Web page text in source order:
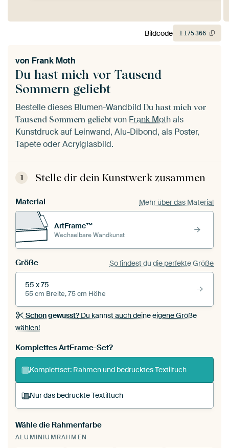
Du hast mich vor Tausend
Sommern geliebt
von Frank Moth
Bestelle dieses Blumen-Wandbild Du hast mich vor
Tausend Sommern geliebt vonFrank Mothals
Kunstdruck auf Leinwand, Alu-Dibond, als Poster,
Tapete oder Acrylglasbild.
1 Stelle dir dein Kunstwerk zusammen
Material Mehr über das Material
ArtFrame™
Wechselbare Wandkunst
Größe So findest du die perfekte Größe
55 x 75
55 cm Breite, 75 cm Höhe
Schon gewusst?Du kannst auch deine eigene Größe
wählen!
Komplettes ArtFrame-Set?
Komplettset: Rahmen und bedrucktes Textiltuch
Nur das bedruckte Textiltuch
Du spannst einen wechselbaren Textiltuch in
deinen vorhandenen ArtFrame™.
Wähle die Rahmenfarbe
ALUMINIUMRAHMEN
Bildcode 1 175366